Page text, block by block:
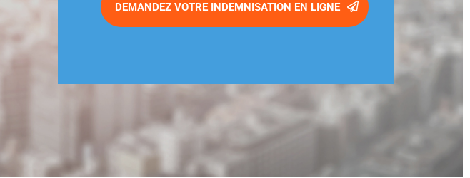
DEMANDEZ VOTRE INDEMNISATION EN LIGNE